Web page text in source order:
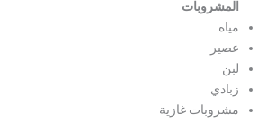
المشروبات
مياه
عصير
لبن
زبادي
مشروبات غازية